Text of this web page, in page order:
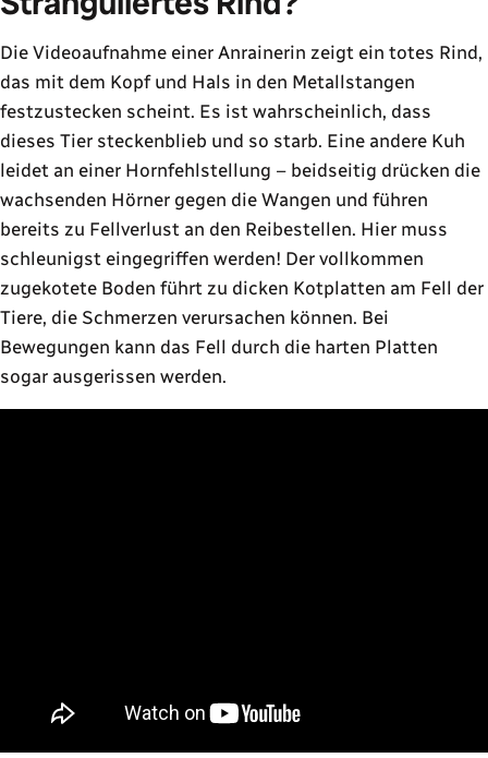
Die Videoaufnahme einer Anrainerin zeigt ein totes Rind,
das mit dem Kopf und Hals in den Metallstangen
festzustecken scheint. Es ist wahrscheinlich, dass
dieses Tier steckenblieb und so starb. Eine andere Kuh
leidet an einer Hornfehlstellung – beidseitig drücken die
wachsenden Hörner gegen die Wangen und führen
bereits zu Fellverlust an den Reibestellen. Hier muss
schleunigst eingegriffen werden! Der vollkommen
zugekotete Boden führt zu dicken Kotplatten am Fell der
Tiere, die Schmerzen verursachen können. Bei
Bewegungen kann das Fell durch die harten Platten
sogar ausgerissen werden.